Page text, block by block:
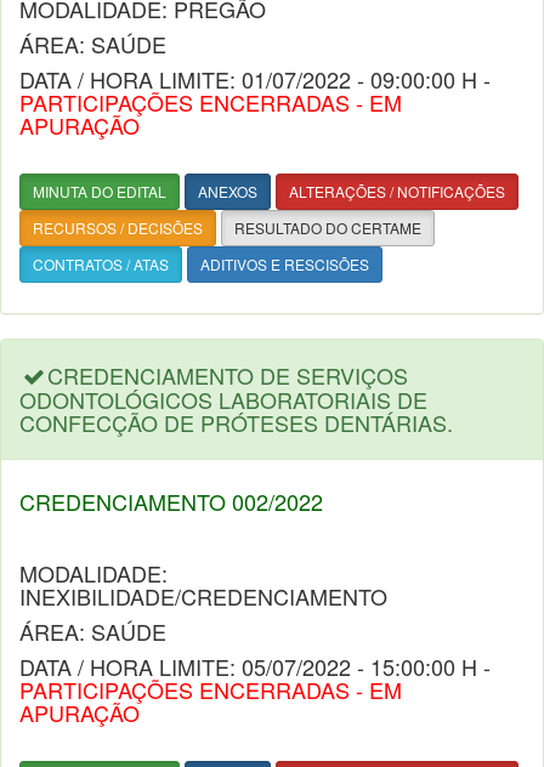
MODALIDADE: PREGÃO
ÁREA: SAÚDE
DATA / HORA LIMITE: 01/07/2022 - 09:00:00 H -
PARTICIPAÇÕES ENCERRADAS - EM
APURAÇÃO
MINUTA DO EDITAL ANEXOS
ALTERAÇÕES / NOTIFICAÇÕES
RECURSOS / DECISÕES
RESULTADO DO CERTAME
CONTRATOS / ATAS
ADITIVOS E RESCISÕES
CREDENCIAMENTO DE SERVIÇOS
ODONTOLÓGICOS LABORATORIAIS DE
CONFECÇÃO DE PRÓTESES DENTÁRIAS.
CREDENCIAMENTO 002/2022
MODALIDADE:
INEXIBILIDADE/CREDENCIAMENTO
ÁREA: SAÚDE
DATA / HORA LIMITE: 05/07/2022 - 15:00:00 H -
PARTICIPAÇÕES ENCERRADAS - EM
APURAÇÃO